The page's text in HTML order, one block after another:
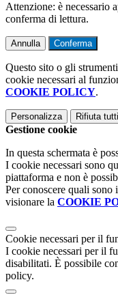
Attenzione: è necessario
conferma di lettura.
Annulla Conferma
Questo sito o gli
cookie necessari al
COOKIE POLICY.
Personalizza Rifiuta tutti
Gestione cookie
In questa schermata è
I cookie necessari sono
piattaforma e non è
Per conoscere quali sono
visionare la COOKIE
Cookie necessari per il
I cookie necessari per il
disabilitati. È possibile
policy.